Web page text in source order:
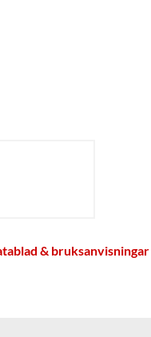
& bruksanvisningar